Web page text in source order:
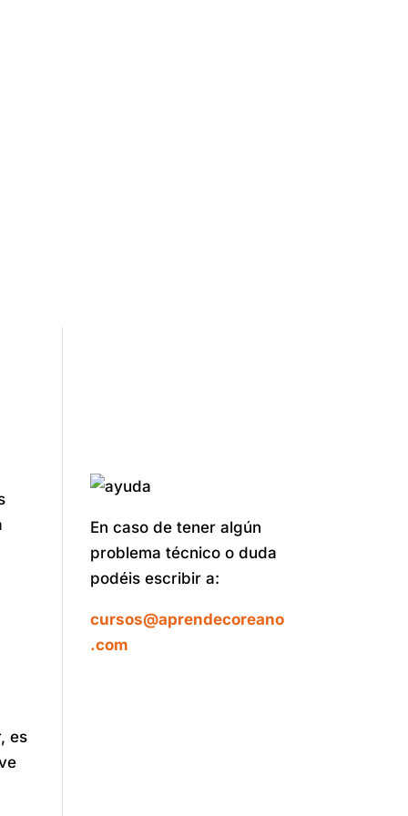
es
En caso de tener algún
problema técnico o duda
podéis escribir a:
cursos@aprendecoreano
.com